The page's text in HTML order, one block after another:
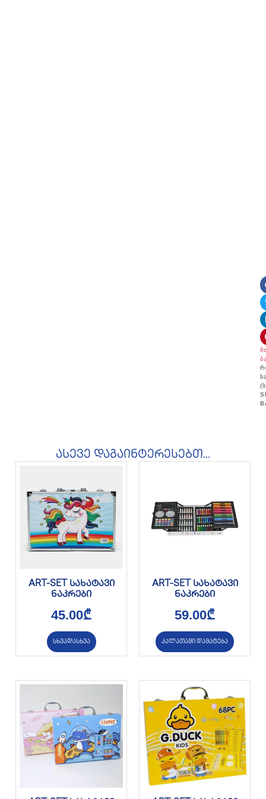
ასევე დაგაინტერესებთ...
ART-SET სახატავი
ნაკრები
45.00₾
სხვადასხვა
ART-SET სახატავი
ნაკრები
59.00₾
კალათაში დამატება